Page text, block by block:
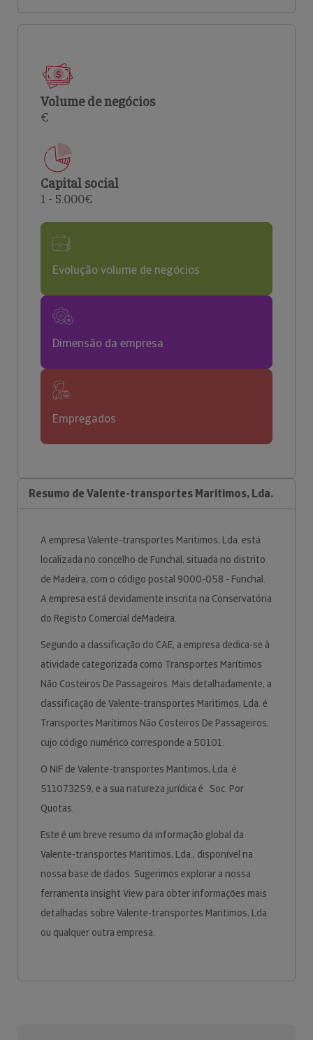
Volume de negócios
€
Capital social
1 - 5.000€
Evolução volume de negócios
Dimensão da empresa
Empregados
Resumo de Valente-transportes Maritimos, Lda.
A empresa Valente-transportes Maritimos, Lda. está
localizada no concelho de Funchal, situada no distrito
de Madeira, com o código postal 9000-058 - Funchal.
A empresa está devidamente inscrita na Conservatória
do Registo Comercial deMadeira.
Segundo a classificação do CAE, a empresa dedica-se à
atividade categorizada como Transportes Marítimos
Não Costeiros De Passageiros. Mais detalhadamente, a
classificação de Valente-transportes Maritimos, Lda. é
Transportes Marítimos Não Costeiros De Passageiros,
cujo código numérico corresponde a 50101.
O NIF de Valente-transportes Maritimos, Lda. é
511073259, e a sua natureza jurídica é Soc. Por
Quotas.
Este é um breve resumo da informação global da
Valente-transportes Maritimos, Lda., disponível na
nossa base de dados. Sugerimos explorar a nossa
ferramenta Insight View para obter informações mais
detalhadas sobre Valente-transportes Maritimos, Lda.
ou qualquer outra empresa.